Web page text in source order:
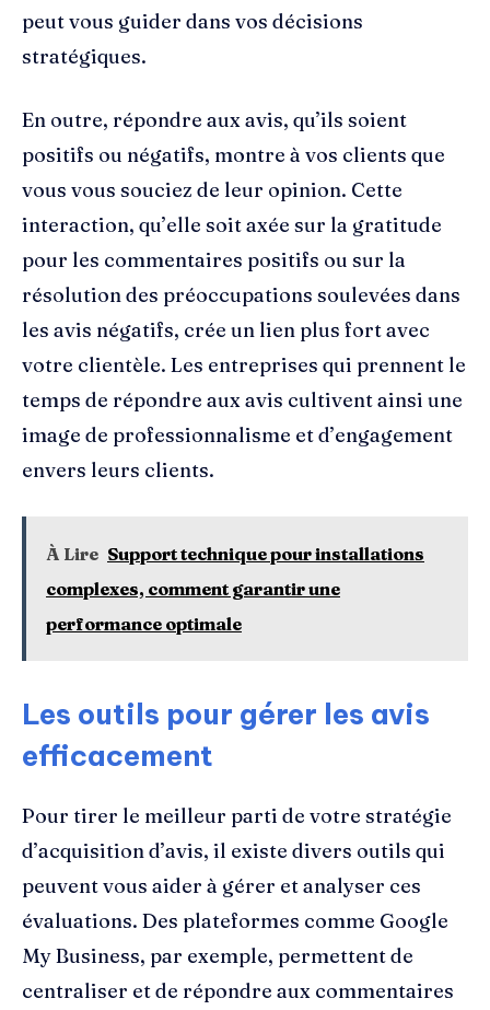
peut vous guider dans vos décisions
stratégiques.
En outre, répondre aux avis, qu’ils soient
positifs ou négatifs, montre à vos clients que
vous vous souciez de leur opinion. Cette
interaction, qu’elle soit axée sur la gratitude
pour les commentaires positifs ou sur la
résolution des préoccupations soulevées dans
les avis négatifs, crée un lien plus fort avec
votre clientèle. Les entreprises qui prennent le
temps de répondre aux avis cultivent ainsi une
image de professionnalisme et d’engagement
envers leurs clients.
À Lire Support technique pour installations
complexes, comment garantir une
performance optimale
Les outils pour gérer les avis
efficacement
Pour tirer le meilleur parti de votre stratégie
d’acquisition d’avis, il existe divers outils qui
peuvent vous aider à gérer et analyser ces
évaluations. Des plateformes comme Google
My Business, par exemple, permettent de
centraliser et de répondre aux commentaires